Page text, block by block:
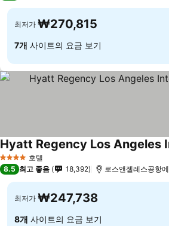
최저가 ₩270,815
7개 사이트의 요금 보기
4 성급 호텔
8.5 최고 좋음 18,392 로스앤젤레스공항
최저가 ₩247,738
8개 사이트의 요금 보기